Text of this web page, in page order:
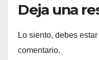
Deja una
Lo siento, debes estar
comentario.